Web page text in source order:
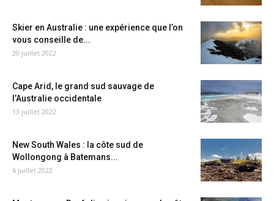
Skier en Australie : une expérience que l’on
vous conseille de...
20 juillet 2022
Cape Arid, le grand sud sauvage de
l’Australie occidentale
13 juillet 2022
New South Wales : la côte sud de
Wollongong à Batemans...
6 juillet 2022